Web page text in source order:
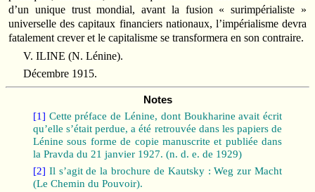
d’un unique trust mondial, avant la fusion « surimpérialiste »
universelle des capitaux financiers nationaux, l’impérialisme devra
fatalement crever et le capitalisme se transformera en son contraire.
V. ILINE (N. Lénine).
Décembre 1915.
Notes
[1] Cette préface de Lénine, dont Boukharine avait écrit
qu’elle s’était perdue, a été retrouvée dans les papiers de
Lénine sous forme de copie manuscrite et publiée dans
la Pravda du 21 janvier 1927. (n. d. e. de 1929)
[2] Il s’agit de la brochure de Kautsky : Weg zur Macht
(Le Chemin du Pouvoir).